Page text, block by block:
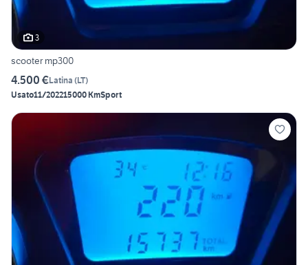
3
scooter mp300
4.500 €Latina (LT)
Usato11/202215000 KmSport